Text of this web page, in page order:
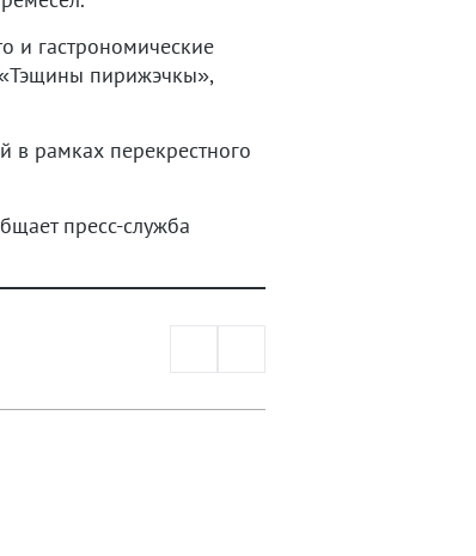
и гастрономические
пирижэчкы»,
в рамках перекрестного
пресс-служба